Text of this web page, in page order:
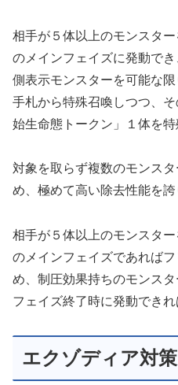
相手が５体以上のモンスタ
のメインフェイズに発動で
側表示モンスターを可能な
手札から特殊召喚しつつ、
始生命態トークン」１体を特
対象を取らず複数のモンス
め、極めて高い除去性能を誇
相手が５体以上のモンスタ
のメインフェイズであれば
め、制圧効果持ちのモンス
フェイズ終了時に発動でき
エクゾディア対策